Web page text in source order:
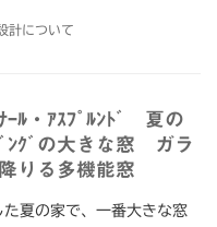
計について
ｰﾙ・ｱｽﾌﾟﾙﾝﾄﾞ 夏の
ｸﾞの大きな窓 ガラ
りる多機能窓
た夏の家で、一番大きな窓